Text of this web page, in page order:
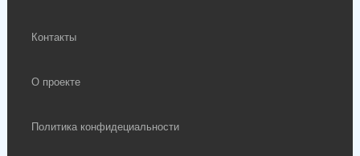
Контакты
О проекте
Политика конфидециальности